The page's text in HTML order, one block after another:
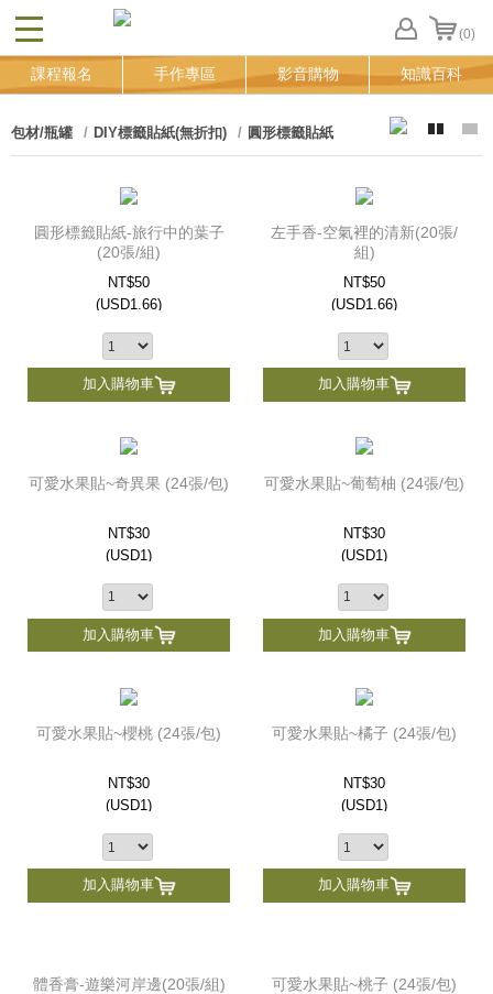
CLOSE (0)
FB
登
追
課程報名 手作專區 影音購物 知識百科
包材/瓶罐 DIY標籤貼紙(無折扣) 圓形標籤貼紙
圓形標籤貼紙-旅行中的葉子
(20張/組)
NT$50
(USD1.66)
加入購物車
左手香-空氣裡的清新(20張/
組)
NT$50
(USD1.66)
加入購物車
可愛水果貼~奇異果 (24張/包)
NT$30
(USD1)
加入購物車
可愛水果貼~葡萄柚 (24張/包)
NT$30
(USD1)
加入購物車
可愛水果貼~櫻桃 (24張/包)
NT$30
(USD1)
加入購物車
可愛水果貼~橘子 (24張/包)
NT$30
(USD1)
加入購物車
體香膏-遊樂河岸邊(20張/組) 可愛水果貼~桃子 (24張/包)